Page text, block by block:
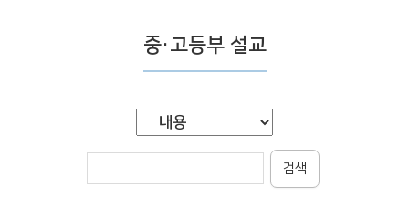
중·고등부 설교
검색